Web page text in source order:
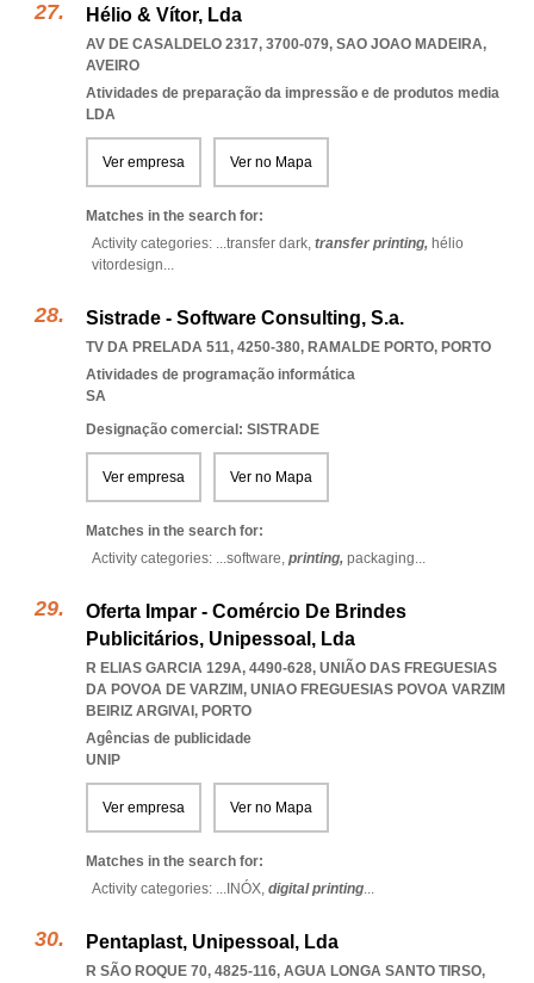
Hélio & Vítor, Lda
AV DE CASALDELO 2317, 3700-079, SAO JOAO MADEIRA,
AVEIRO
Atividades de preparação da impressão e de produtos media
LDA
Ver empresa Ver no Mapa
Matches in the search for:
Activity categories: ...transfer dark, transfer printing, hélio
vitordesign...
Sistrade - Software Consulting, S.a.
TV DA PRELADA 511, 4250-380, RAMALDE PORTO, PORTO
Atividades de programação informática
SA
Designação comercial: SISTRADE
Ver empresa Ver no Mapa
Matches in the search for:
Activity categories: ...software, printing, packaging...
Oferta Impar - Comércio De Brindes
Publicitários, Unipessoal, Lda
R ELIAS GARCIA 129A, 4490-628, UNIÃO DAS FREGUESIAS
DA POVOA DE VARZIM, UNIAO FREGUESIAS POVOA VARZIM
BEIRIZ ARGIVAI , PORTO
Agências de publicidade
UNIP
Ver empresa Ver no Mapa
Matches in the search for:
Activity categories: ... INÓX, digital printing...
Pentaplast, Unipessoal, Lda
R SÃO ROQUE 70, 4825-116, AGUA LONGA SANTO TIRSO,